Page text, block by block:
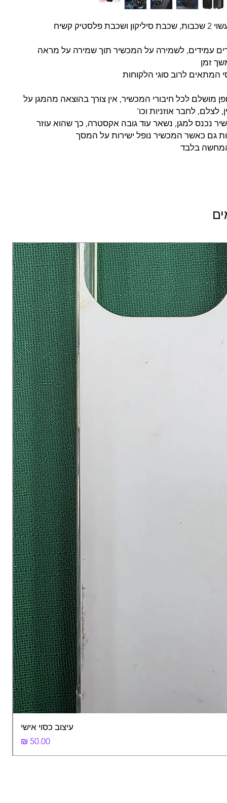
קשיח
עמידים, לשמירה על המכשיר תוך שמירה על מראה
זמן
המתאים לרוב סוגי הלקוחות
מושלם לכל חיבורי המכשיר, אין צורך בהוצאה מהמגן על
לצלם, לחבר אוזניות וכו'
נכנס למגן, נשאר עוד גובה אקסטרה, כך שהוא עוזר
גם כאשר המכשיר נופל ישירות על המסך
בלבד
עיצוב כסוי אישי
מחיר